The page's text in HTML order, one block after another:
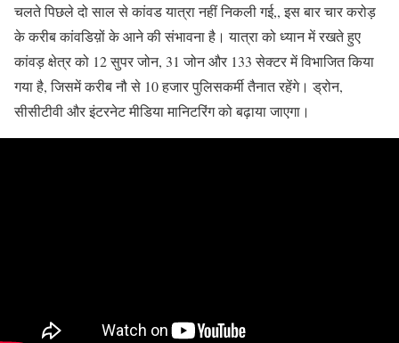
चलते पिछले दो साल से कांवड यात्रा नहीं निकली गई,, इस बार चार करोड़
के करीब कांवडिय़ों के आने की संभावना है। यात्रा को ध्यान में रखते हुए
कांवड़ क्षेत्र को 12 सुपर जोन, 31 जोन और 133 सेक्टर में विभाजित किया
गया है, जिसमें करीब नौ से 10 हजार पुलिसकर्मी तैनात रहेंगे। ड्रोन,
सीसीटीवी और इंटरनेट मीडिया मानिटरिंग को बढ़ाया जाएगा।